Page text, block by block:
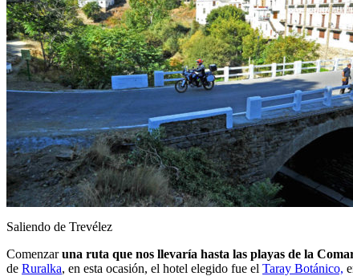
Saliendo de Trevélez
Comenzaruna ruta que nos llevaría hasta las playas de la
de Ruralka, en esta ocasión, el hotel elegido fue el Taray Botánico,